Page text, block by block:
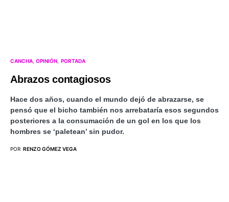
CANCHA OPINIÓN PORTADA
Abrazos contagiosos
Hace dos años, cuando el mundo dejó de abrazarse, se
pensó que el bicho también nos arrebataría esos segundos
posteriores a la consumación de un gol en los que los
hombres se ‘paletean’ sin pudor.
POR RENZO GÓMEZ VEGA